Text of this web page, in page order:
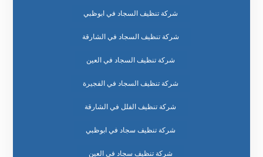
شركة تنظيف السجاد في ابوظبي
شركة تنظيف السجاد في الشارقة
شركة تنظيف السجاد في العين
شركة تنظيف السجاد في الفجيرة
شركة تنظيف الفلل في الشارقة
شركة تنظيف سجاد في ابوظبي
شركة تنظيف سجاد في العين